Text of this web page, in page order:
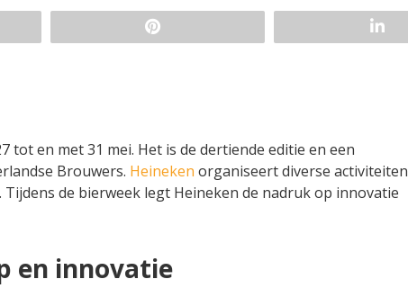
tot en met 31 mei. Het is de dertiende editie en een
Brouwers. Heineken organiseert diverse activiteiten
. Tijdens de bierweek legt Heineken de nadruk op innovatie
en innovatie